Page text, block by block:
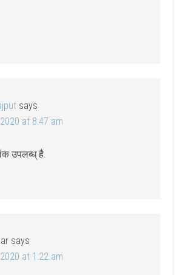
says
at 8:47 am
उपलब्ध् है.
says
at 1:22 am